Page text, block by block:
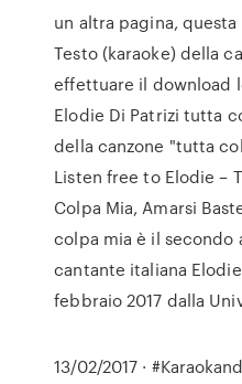
un altra pagina,
Testo (karaoke) della
effettuare il download
Elodie Di Patrizi tutta
della canzone "tutta
Listen free to Elodie –
Colpa Mia, Amarsi
colpa mia è il secondo
cantante italiana
febbraio 2017 dalla
13/02/2017 ·